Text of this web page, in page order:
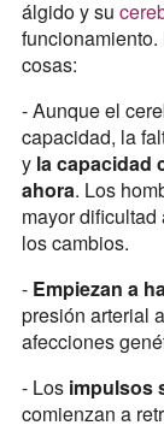
álgido y su
cosas:
- Aunque el
capacidad, la
yla capacidad
ahora. Los
mayor
los cambios.
- Empiezan a
presión arterial
afecciones
- Losimpulsos
comienzan a